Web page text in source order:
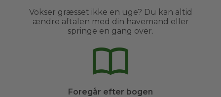
Vokser græsset ikke en uge? Du kan altid
ændre aftalen med din havemand eller
springe en gang over.
Foregår efter bogen